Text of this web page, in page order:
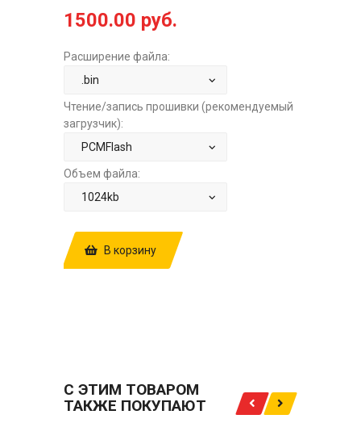
1500.00 руб.
Расширение файла:
Чтение/запись прошивки (рекомендуемый
загрузчик):
Объем файла:
В корзину
С ЭТИМ ТОВАРОМ
ТАКЖЕ ПОКУПАЮТ